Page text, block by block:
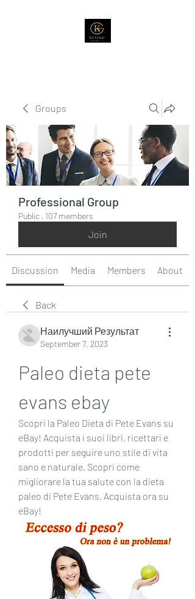
Groups
Professional Group
Public · 107 members
Join
Discussion Media Members About
Back
Наилучший Результат
September 7, 2023
Paleo dieta pete
evans ebay
Scopri la Paleo Dieta di Pete Evans su
eBay! Acquista i suoi libri, ricettari e
prodotti per seguire uno stile di vita
sano e naturale. Scopri come
migliorare la tua salute con la dieta
paleo di Pete Evans. Acquista ora su
eBay!